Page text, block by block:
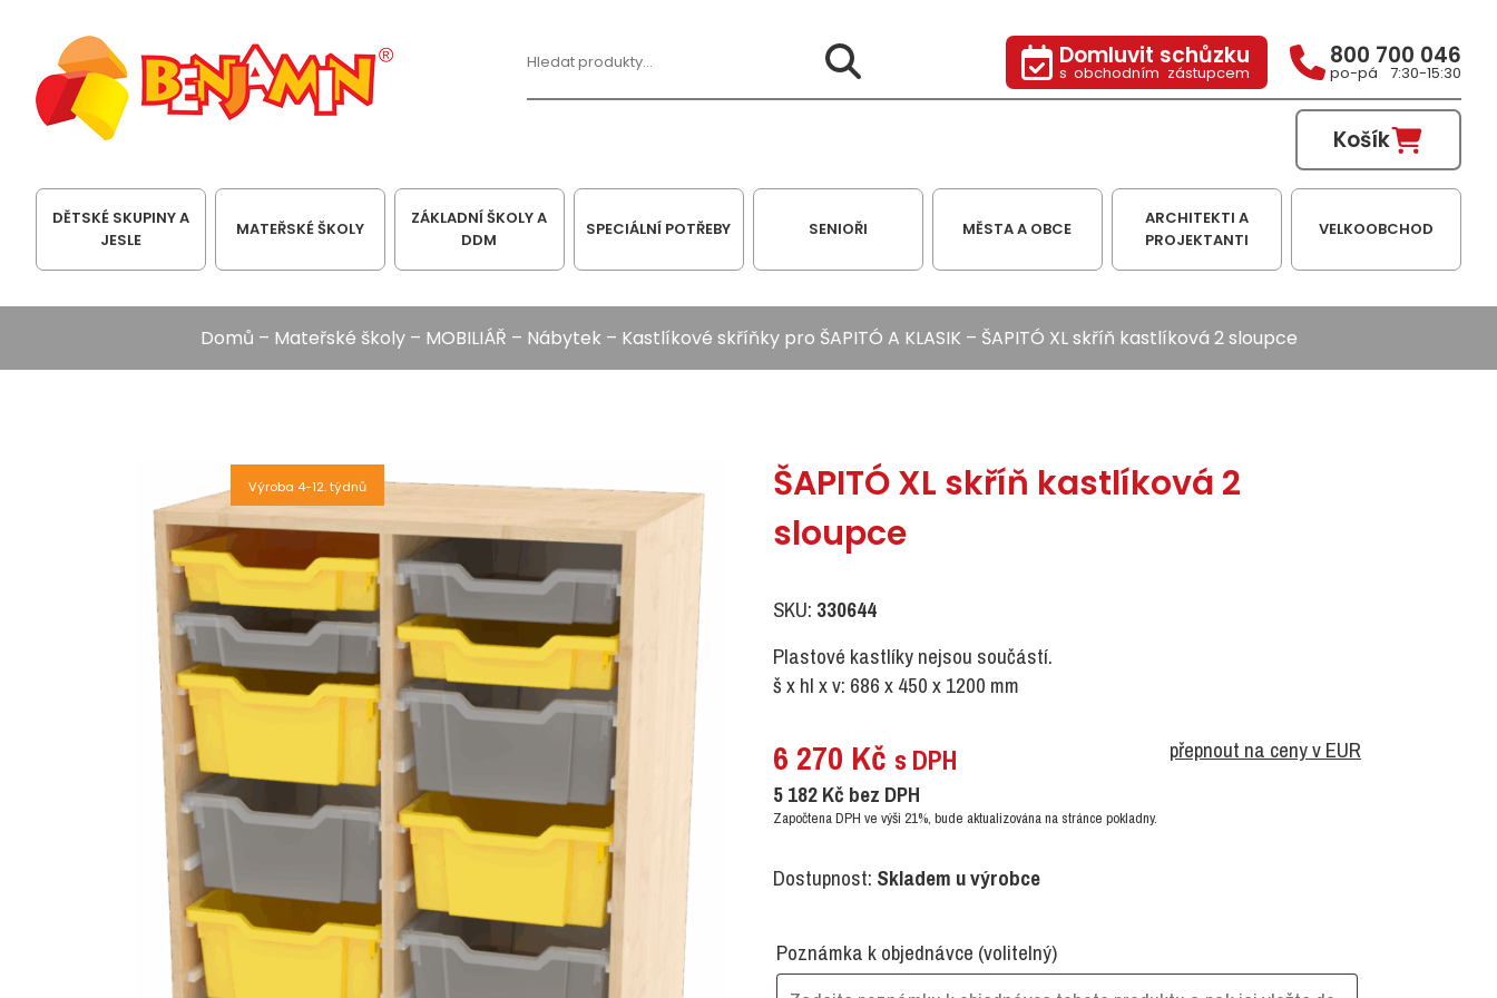
Domluvit schůzku
s obchodním zástupcem
800 700 046
po-pá 7:30-15:30
Hledat:
Košík
DĚTSKÉ SKUPINY A
JESLE
MATEŘSKÉ ŠKOLY
ZÁKLADNÍ ŠKOLY A
DDM
SPECIÁLNÍ POTŘEBY SENIOŘI MĚSTA A OBCE
ARCHITEKTI A
PROJEKTANTI
VELKOOBCHOD
Domů – Mateřské školy– MOBILIÁŘ – Nábytek – Kastlíkové skříňky pro ŠAPITÓ A KLASIK – ŠAPITÓ XL skříň kastlíková 2 sloupce
Výroba 4-12. týdnů
ŠAPITÓ XL skříň kastlíková 2
sloupce
SKU: 330644
Plastové kastlíky nejsou součástí.
š x hl x v: 686 x 450 x 1200 mm
6 270 Kč s DPH
přepnout na ceny v EUR
5 182Kč bez DPH
Započtena DPH ve výši 21%, bude aktualizována na stránce pokladny.
Dostupnost: Skladem u výrobce
Poznámka k objednávce (volitelný)